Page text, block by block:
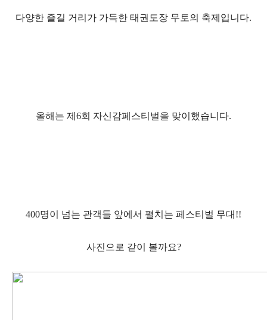
다양한 즐길 거리가 가득한 태권도장 무토의 축제입니다.
올해는 제6회 자신감페스티벌을 맞이했습니다.
400명이 넘는 관객들 앞에서 펼치는 페스티벌 무대!!
사진으로 같이 볼까요?